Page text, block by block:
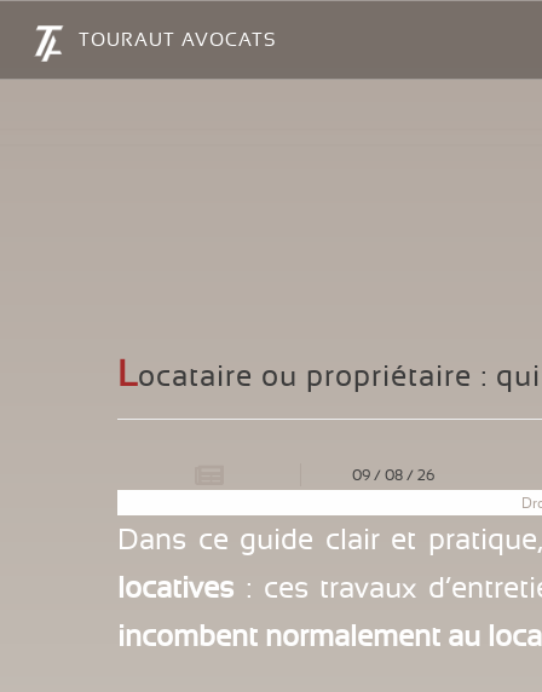
TOURAUT AVOCATS
Locataire ou propriétaire :
09/ 08 / 26
Dans ce guide clair et
locatives : ces travaux
incombent normalement au